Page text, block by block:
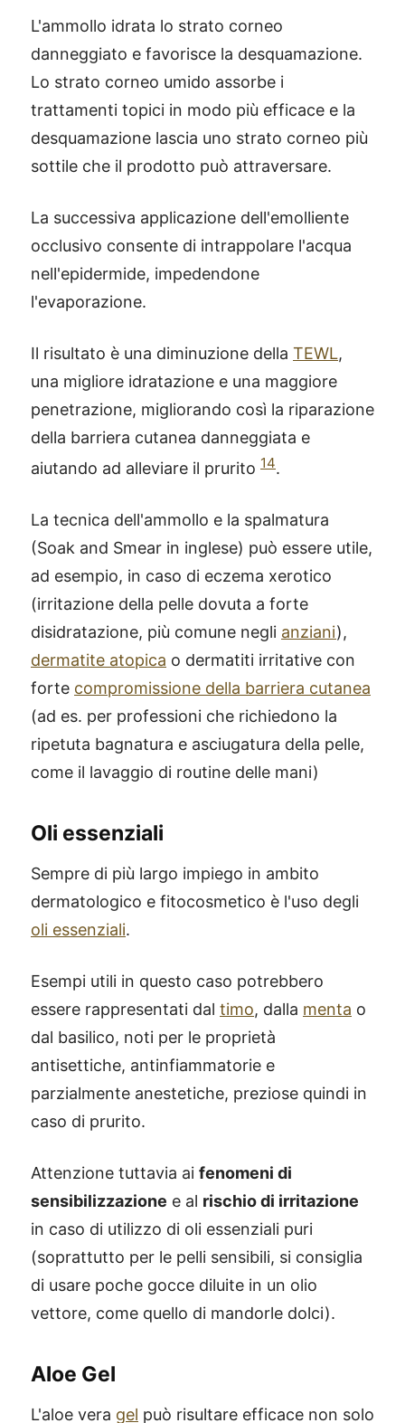
L'ammollo idrata lo strato corneo
danneggiato e favorisce la desquamazione.
Lo strato corneo umido assorbe i
trattamenti topici in modo più efficace e la
desquamazione lascia uno strato corneo più
sottile che il prodotto può attraversare.
La successiva applicazione dell'emolliente
occlusivo consente di intrappolare l'acqua
nell'epidermide, impedendone
l'evaporazione.
Il risultato è una diminuzione della TEWL,
una migliore idratazione e una maggiore
penetrazione, migliorando così la riparazione
della barriera cutanea danneggiata e
aiutando ad alleviare il prurito 14.
La tecnica dell'ammollo e la spalmatura
(Soak and Smear in inglese) può essere utile,
ad esempio, in caso di eczema xerotico
(irritazione della pelle dovuta a forte
disidratazione, più comune negli anziani),
dermatite atopica o dermatiti irritative con
forte compromissione della barriera cutanea
(ad es. per professioni che richiedono la
ripetuta bagnatura e asciugatura della pelle,
come il lavaggio di routine delle mani)
Oli essenziali
Sempre di più largo impiego in ambito
dermatologico e fitocosmetico è l'uso degli
oli essenziali.
Esempi utili in questo caso potrebbero
essere rappresentati dal timo, dalla menta o
dal basilico, noti per le proprietà
antisettiche, antinfiammatorie e
parzialmente anestetiche, preziose quindi in
caso di prurito.
Attenzione tuttavia ai fenomeni di
sensibilizzazione e al rischio di irritazione
in caso di utilizzo di oli essenziali puri
(soprattutto per le pelli sensibili, si consiglia
di usare poche gocce diluite in un olio
vettore, come quello di mandorle dolci).
Aloe Gel
L'aloe vera gel può risultare efficace non solo